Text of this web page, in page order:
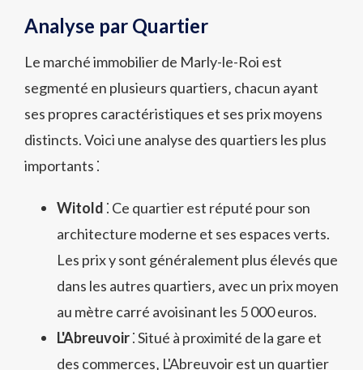
Analyse par Quartier
Le marché immobilier de Marly-le-Roi est
segmenté en plusieurs quartiers‚ chacun ayant
ses propres caractéristiques et ses prix moyens
distincts. Voici une analyse des quartiers les plus
importants ⁚
Witold ⁚ Ce quartier est réputé pour son
architecture moderne et ses espaces verts.
Les prix y sont généralement plus élevés que
dans les autres quartiers‚ avec un prix moyen
au mètre carré avoisinant les 5 000 euros.
L'Abreuvoir⁚ Situé à proximité de la gare et
des commerces‚ L'Abreuvoir est un quartier